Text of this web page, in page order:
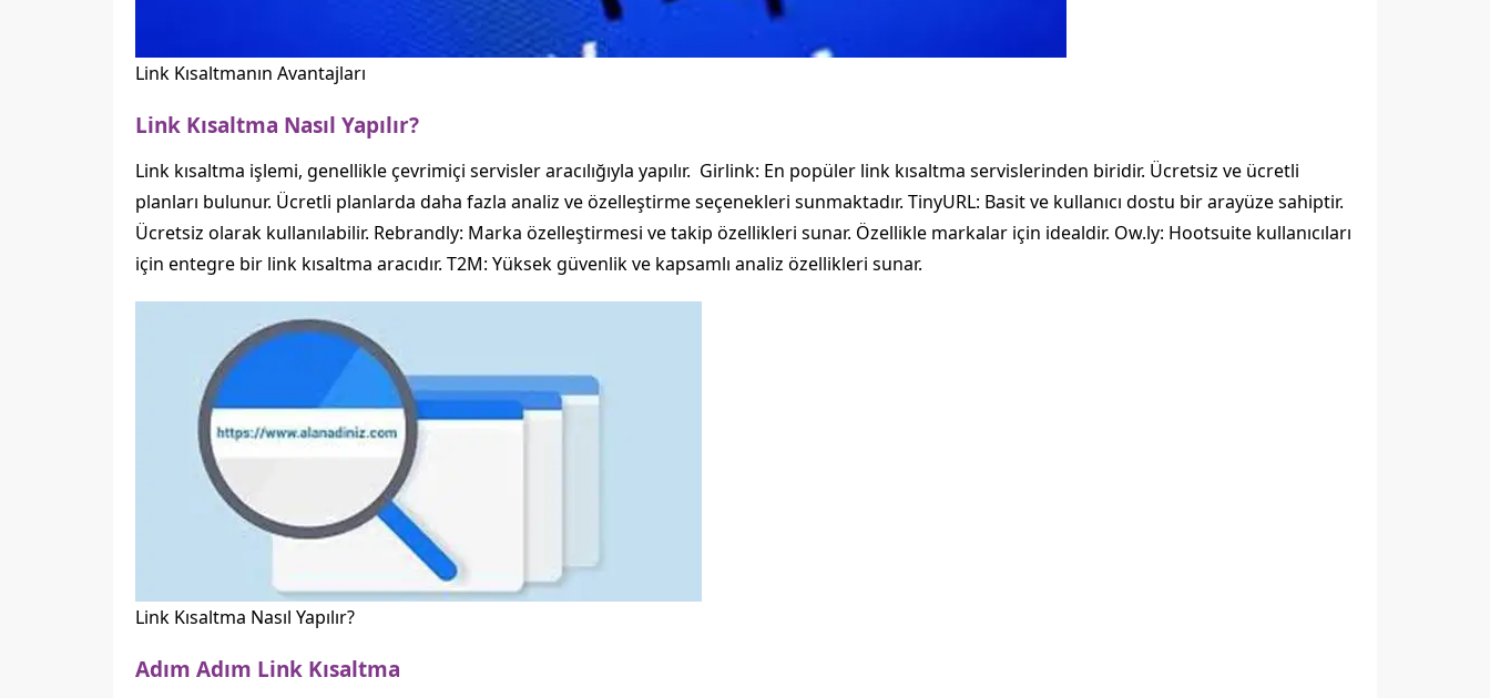
Link Kısaltmanın Avantajları
Link Kısaltma Nasıl Yapılır?
Link kısaltma işlemi, genellikle çevrimiçi servisler aracılığıyla yapılır. Girlink: En popüler link kısaltma servislerinden biridir. Ücretsiz ve ücretli
planları bulunur. Ücretli planlarda daha fazla analiz ve özelleştirme seçenekleri sunmaktadır. TinyURL: Basit ve kullanıcı dostu bir arayüze sahiptir.
Ücretsiz olarak kullanılabilir. Rebrandly: Marka özelleştirmesi ve takip özellikleri sunar. Özellikle markalar için idealdir. Ow.ly: Hootsuite kullanıcıları
için entegre bir link kısaltma aracıdır. T2M: Yüksek güvenlik ve kapsamlı analiz özellikleri sunar.
Link Kısaltma Nasıl Yapılır?
Adım Adım Link Kısaltma